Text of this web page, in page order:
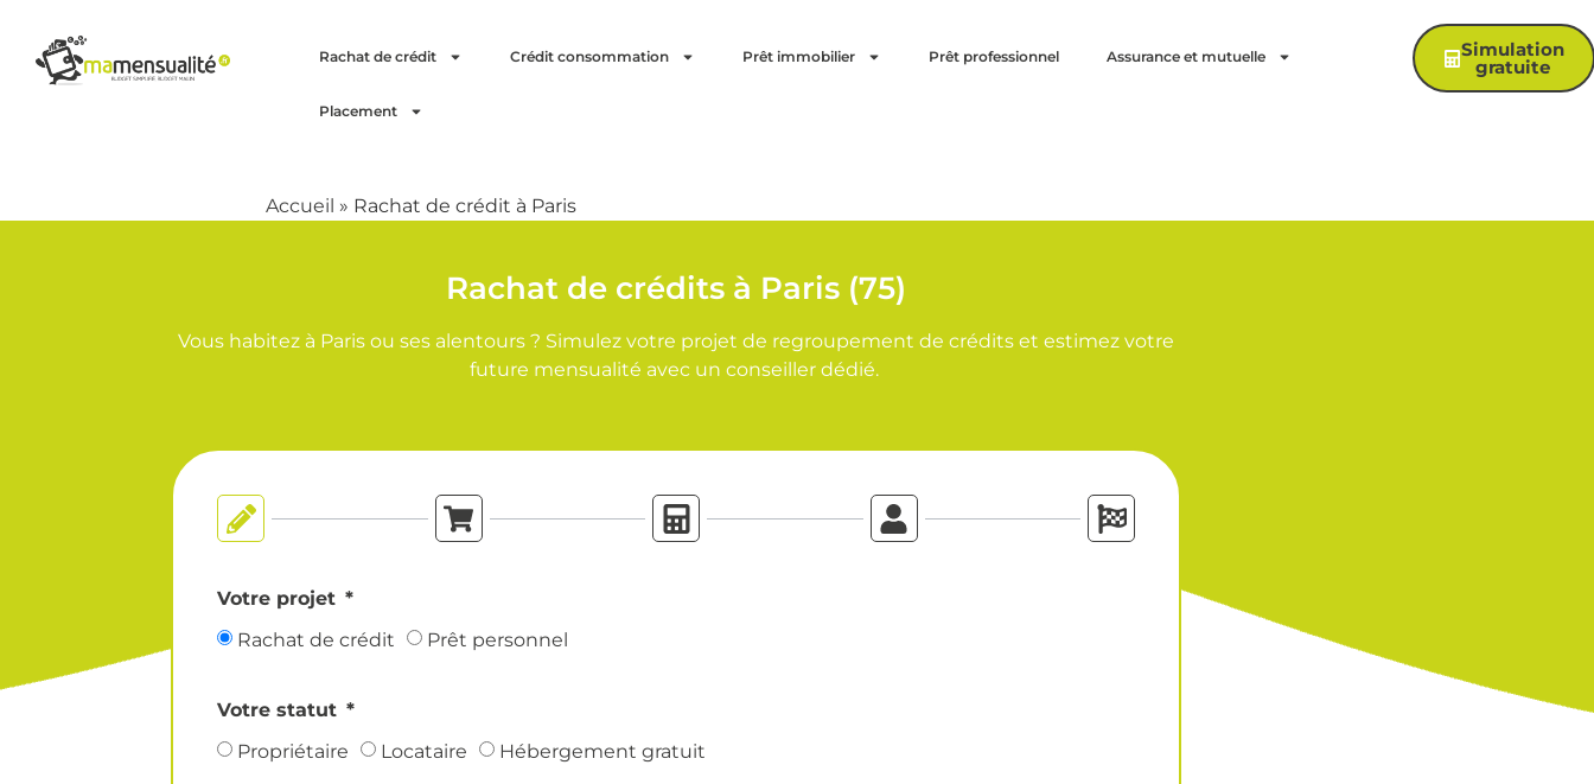
Rachat de crédit Crédit consommation Prêt immobilier Prêt professionnel Assurance et mutuelle
Placement
Accueil » Rachat de crédit à Paris
Simulation
gratuite
Rachat de crédits à Paris (75)
Vous habitez à Paris ou ses alentours ? Simulez votre projet de regroupement de crédits et estimez votre
future mensualité avec un conseiller dédié.
Votre projet
Rachat de crédit
Prêt personnel
Votre statut
Propriétaire
Locataire Hébergement gratuit